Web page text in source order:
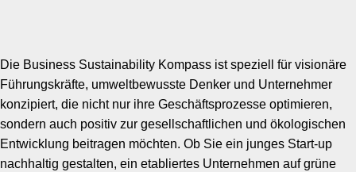
Die Business Sustainability Kompass ist speziell für visionäre
Führungskräfte, umweltbewusste Denker und Unternehmer
konzipiert, die nicht nur ihre Geschäftsprozesse optimieren,
sondern auch positiv zur gesellschaftlichen und ökologischen
Entwicklung beitragen möchten. Ob Sie ein junges Start-up
nachhaltig gestalten, ein etabliertes Unternehmen auf grüne